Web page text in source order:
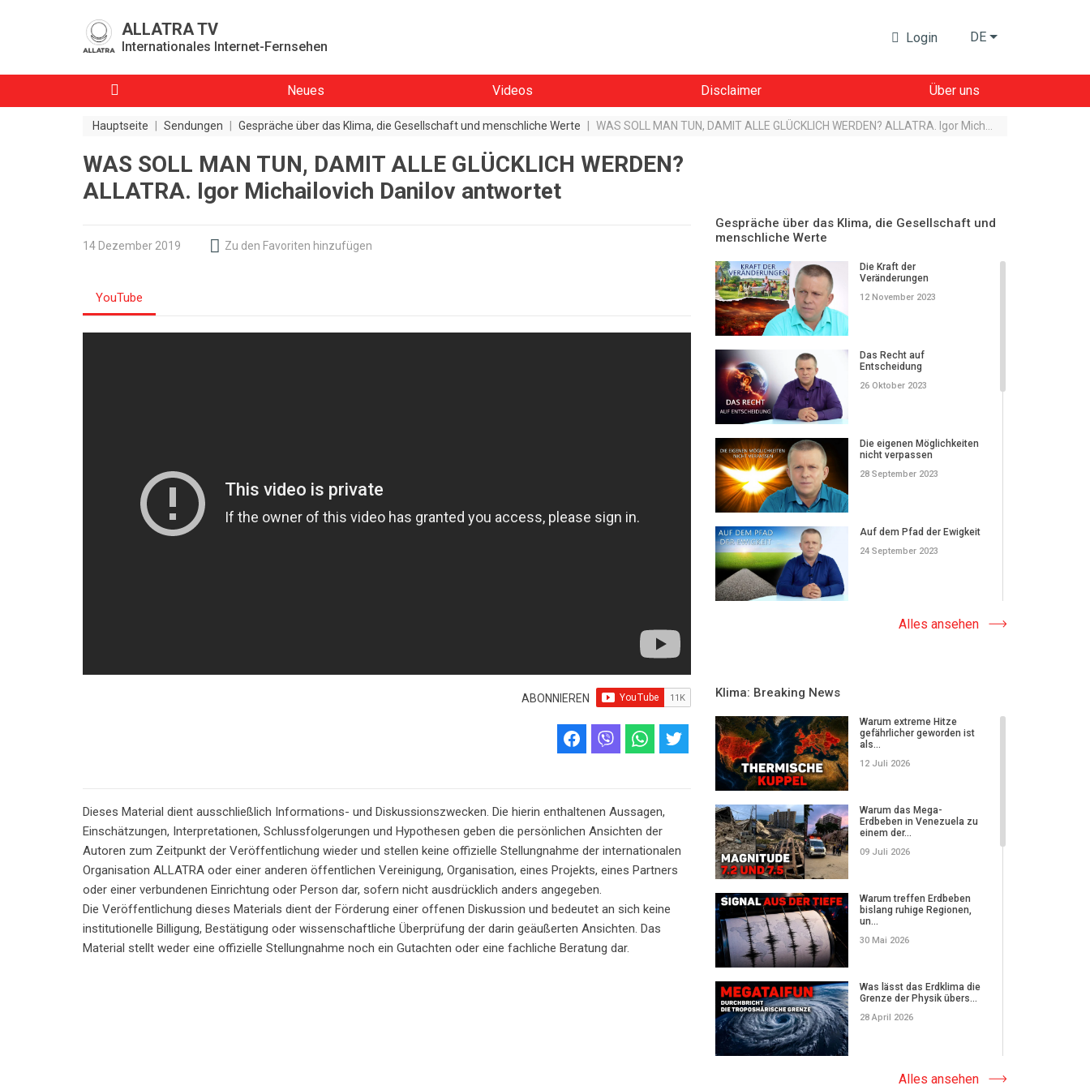
ALLATRA TV
Internationales Internet-Fernsehen
Login DE
Neues Videos Disclaimer Über uns
Hauptseite Sendungen Gespräche über das Klima, die Gesellschaft und menschliche Werte
WAS SOLL MAN TUN, DAMIT ALLE GLÜCKLICH WERDEN?
ALLATRA. Igor Michailovich Danilov antwortet
14 Dezember 2019 Zu den Favoriten hinzufügen
YouTube
ABONNIEREN
Dieses Material dient ausschließlich Informations- und Diskussionszwecken. Die hierin enthaltenen Aussagen,
Einschätzungen, Interpretationen, Schlussfolgerungen und Hypothesen geben die persönlichen Ansichten der
Autoren zum Zeitpunkt der Veröffentlichung wieder und stellen keine offizielle Stellungnahme der internationalen
Organisation ALLATRA oder einer anderen öffentlichen Vereinigung, Organisation, eines Projekts, eines Partners
oder einer verbundenen Einrichtung oder Person dar, sofern nicht ausdrücklich anders angegeben.
Die Veröffentlichung dieses Materials dient der Förderung einer offenen Diskussion und bedeutet an sich keine
institutionelle Billigung, Bestätigung oder wissenschaftliche Überprüfung der darin geäußerten Ansichten. Das
Material stellt weder eine offizielle Stellungnahme noch ein Gutachten oder eine fachliche Beratung dar.
Gespräche über das Klima, die Gesellschaft und
menschliche Werte
Die Kraft der
Veränderungen
12 November 2023
Das Recht auf
Entscheidung
26 Oktober 2023
Die eigenen Möglichkeiten
nicht verpassen
28 September 2023
Auf dem Pfad der Ewigkeit
24 September 2023
Die Welt hat sich verändert!
Menschen ab
10 August 2023
30 Juli 2023
23 Juli 2023
16 Juli 2023
Alles ansehen
Klima: Breaking News
Warum extreme Hitze
gefährlicher geworden ist
als...
12 Juli 2026
Warum das Mega-
Erdbeben in Venezuela zu
einem der...
09 Juli 2026
Warum treffen Erdbeben
bislang ruhige Regionen,
un...
30 Mai 2026
Was lässt das Erdklima die
Grenze der Physik übers...
28 April 2026
Synchron auftretende
Hagelstürme: Warum
Alles ansehen